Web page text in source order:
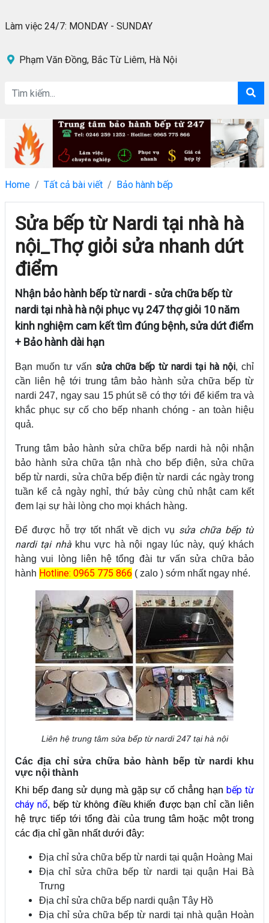
Làm việc 24/7: MONDAY - SUNDAY
Phạm Văn Đồng, Bắc Từ Liêm, Hà Nội
Home Tất cả bài viết Bảo hành bếp
Sửa bếp từ Nardi tại nhà hà
nội_Thợ giỏi sửa nhanh dứt
điểm
Nhận bảo hành bếp từ nardi - sửa chữa bếp từ
nardi tại nhà hà nội phục vụ 247 thợ giỏi 10 năm
kinh nghiệm cam kết tìm đúng bệnh, sửa dứt điểm
+ Bảo hành dài hạn
Bạn muốn tư vấn sửa chữa bếp từ nardi tại hà nội, chỉ
cần liên hệ tới trung tâm bảo hành sửa chữa bếp từ
nardi 247, ngay sau 15 phút sẽ có thợ tới để kiểm tra và
khắc phục sự cố cho bếp nhanh chóng - an toàn hiệu
quả.
Trung tâm bảo hành sửa chữa bếp nardi hà nội nhận
bảo hành sửa chữa tận nhà cho bếp điện, sửa chữa
bếp từ nardi, sửa chữa bếp điện từ nardi các ngày trong
tuần kể cả ngày nghỉ, thứ bảy cùng chủ nhật cam kết
đem lại sự hài lòng cho mọi khách hàng.
Để được hỗ trợ tốt nhất về dịch vụ sửa chữa bếp từ
nardi tại nhàkhu vực hà nội ngay lúc này, quý khách
hàng vui lòng liên hệ tổng đài tư vấn sửa chữa bảo
hành Hotline: 0965 775 866 ( zalo ) sớm nhất ngay nhé.
Liên hệ trung tâm sửa bếp từ nardi 247 tại hà nội
Các địa chỉ sửa chữa bảo hành bếp từ nardi khu
vực nội thành
Khi bếp đang sử dụng mà gặp sự cố chẳng hạn bếp từ
cháy nổ, bếp từ không điều khiển đượcbạn chỉ cần liên
hệ trực tiếp tới tổng đài của trung tâm hoặc một trong
các địa chỉ gần nhất dưới đây:
Địa chỉ sửa chữa bếp từ nardi tại quận Hoàng Mai
Địa chỉ sửa chữa bếp từ nardi tại quận Hai Bà
Trưng
Địa chỉ sửa chữa bếp nardi quận Tây Hồ
Địa chỉ sửa chữa bếp từ nardi tại nhà quận Hoàn